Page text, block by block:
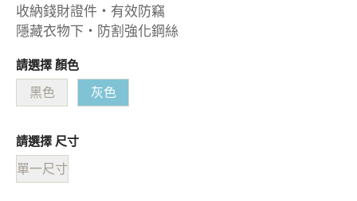
收納錢財證件・有效防竊
隱藏衣物下・防割強化鋼絲
請選擇 顏色
黑色 灰色
請選擇 尺寸
單一尺寸